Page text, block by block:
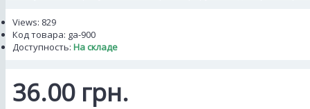
Views: 829
Код товара: ga-900
Доступность: На складе
36.00 грн.